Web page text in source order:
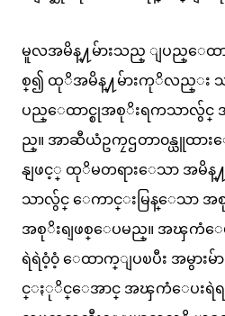
မူလအမိန္႔မ်ားသည္ ျပည္ေထာ
စ္၍ ထုိအမိန္႔မ်ားကုိလည္း
ပည္ေထာင္စုအစုိးရကသာလွ်င္ အျ
ည္။ အာဆီယံဥကၠဌတာ၀န္ယူထား
နျဖင့္ ထုိမတရားေသာ အမိန္႔မ်
သာလွ်င္ ေကာင္းမြန္ေသာ အ
အစုိးရျဖစ္ေပမည္။ အၾကံေပ
ရဲရဲ၀ံ့၀ံ့ ေထာက္ျပၿပီး အမွားမ်
င္ႏုိင္ေအာင္ အၾကံေပးရဲရ